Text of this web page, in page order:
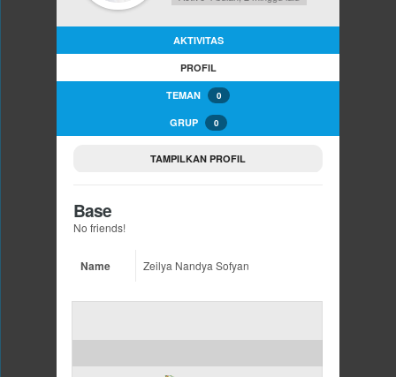
AKTIVITAS
PROFIL
TEMAN 0
GRUP 0
TAMPILKAN PROFIL
Base
No friends!
Name Zeilya Nandya Sofyan